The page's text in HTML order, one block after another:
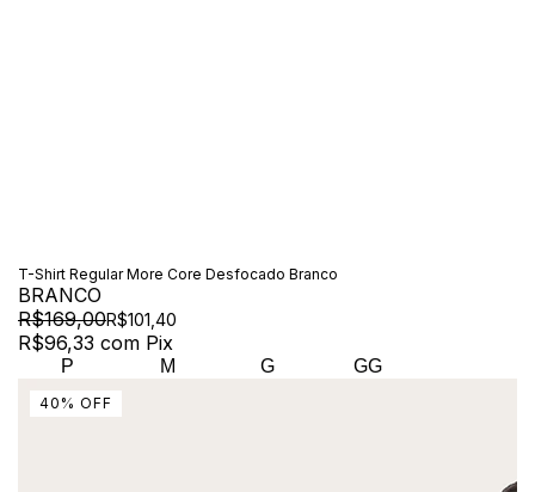
T-Shirt Regular More Core Desfocado Branco
BRANCO
R$169,00R$101,40
R$96,33 com Pix
P M G GG
40 % OFF